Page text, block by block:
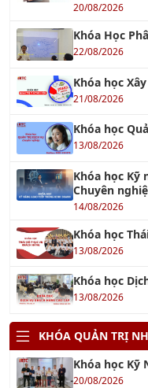
20/08/2026
Khóa Học
22/08/2026
Khóa học
21/08/2026
Khóa học
13/08/2026
Khóa học Kỹ
Chuyên
14/08/2026
Khóa học
13/08/2026
Khóa học
13/08/2026
KHÓA QUẢN TRỊ
Khóa học Kỹ
20/08/2026